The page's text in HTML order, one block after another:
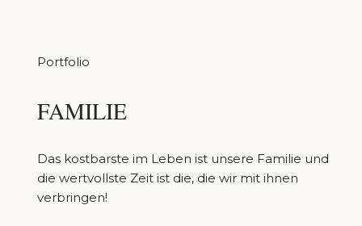
Portfolio
FAMILIE
Das kostbarste im Leben ist unsere Familie und
die wertvollste Zeit ist die, die wir mit ihnen
verbringen!